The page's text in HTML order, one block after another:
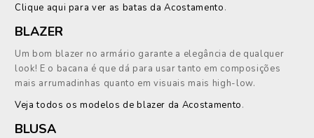
Clique aqui para ver as batas da Acostamento.
BLAZER
Um bom blazer no armário garante a elegância de qualquer
look! E o bacana é que dá para usar tanto em composições
mais arrumadinhas quanto em visuais mais high-low.
Veja todos os modelos de blazer da Acostamento.
BLUSA